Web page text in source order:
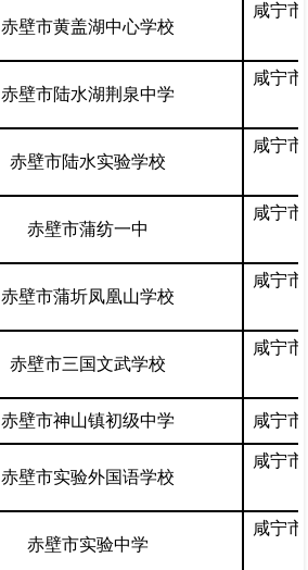
赤壁市黄盖湖中心学校
咸宁
赤壁市陆水湖荆泉中学
咸宁
赤壁市陆水实验学校
咸宁
赤壁市蒲纺一中
咸宁
赤壁市蒲圻凤凰山学校
咸宁
赤壁市三国文武学校
咸宁
赤壁市神山镇初级中学 咸宁
赤壁市实验外国语学校
咸宁
赤壁市实验中学
咸宁